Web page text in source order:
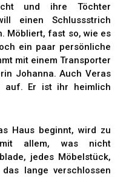
und ihre Töchter
einen Schlussstrich
Möbliert, fast so, wie es
ein paar persönliche
mit einem Transporter
Johanna. Auch Veras
auf. Er ist ihr heimlich
Haus beginnt, wird zu
allem, was nicht
jedes Möbelstück,
lange verschlossen